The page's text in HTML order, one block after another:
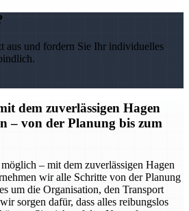
aus und fordern Sie Ihr individuelles
dem zuverlässigen Hagen
– von der Planung bis zum
– mit dem zuverlässigen Hagen
wir alle Schritte von der Planung
um die Organisation, den Transport
sorgen dafür, dass alles reibungslos